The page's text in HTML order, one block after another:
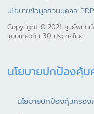
นโยบายข้อมูลส่วนบุคคล
Copyright © 2021 ศูนย์พิทักษ์
แบบเดียวกัน 3.0 ประเทศไทย
นโยบายปกป้องคุ้ม
นโยบายปกป้องคุ้มครอง